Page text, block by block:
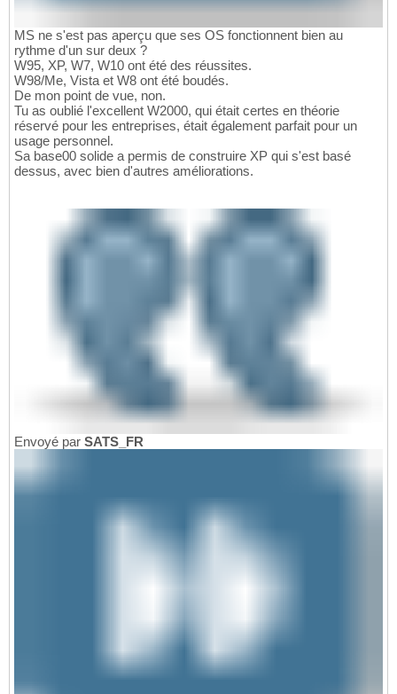
MS ne s'est pas aperçu que ses OS fonctionnent bien au
rythme d'un sur deux ?
W95, XP, W7, W10 ont été des réussites.
W98/Me, Vista et W8 ont été boudés.
De mon point de vue, non.
Tu as oublié l'excellent W2000, qui était certes en théorie
réservé pour les entreprises, était également parfait pour un
usage personnel.
Sa base00 solide a permis de construire XP qui s'est basé
dessus, avec bien d'autres améliorations.
Envoyé par SATS_FR